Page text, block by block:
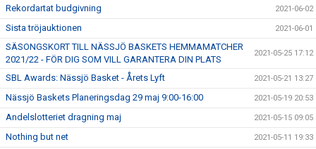
Rekordartat budgivning 2021-06-02
Sista tröjauktionen 2021-06-01
SÄSONGSKORT TILL NÄSSJÖ BASKETS HEMMAMATCHER
2021/22 - FÖR DIG SOM VILL GARANTERA DIN PLATS
2021-05-25 17:12
SBL Awards: Nässjö Basket - Årets Lyft 2021-05-21 13:27
Nässjö Baskets Planeringsdag 29 maj 9:00-16:00 2021-05-19 20:53
Andelslotteriet dragning maj 2021-05-15 09:05
Nothing but net 2021-05-11 19:33